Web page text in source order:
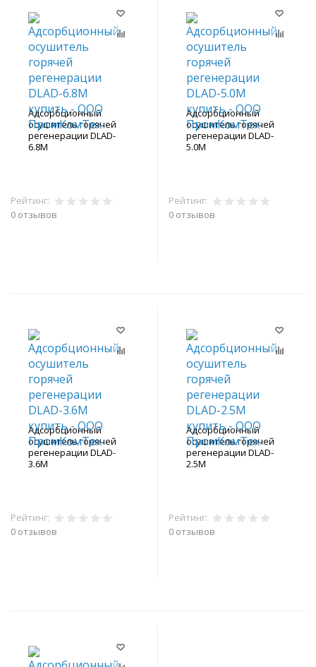
Адсорбционный
осушитель горячей
регенерации DLAD-
6.8M
Рейтинг:
0 отзывов
Адсорбционный
осушитель горячей
регенерации DLAD-
5.0M
Рейтинг:
0 отзывов
Адсорбционный
осушитель горячей
регенерации DLAD-
3.6M
Рейтинг:
0 отзывов
Адсорбционный
осушитель горячей
регенерации DLAD-
2.5M
Рейтинг:
0 отзывов